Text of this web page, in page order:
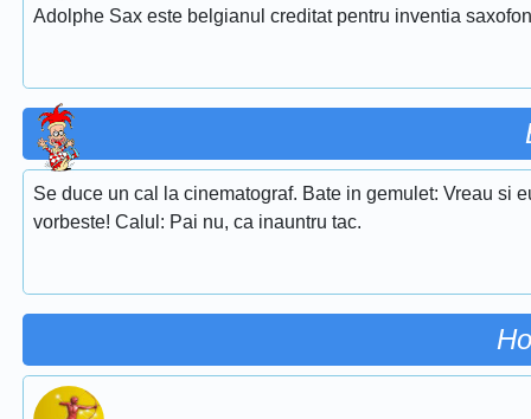
Adolphe Sax este belgianul creditat pentru inventia
Se duce un cal la cinematograf. Bate in gemulet: Vreau si
vorbeste! Calul: Pai nu, ca inauntru tac.